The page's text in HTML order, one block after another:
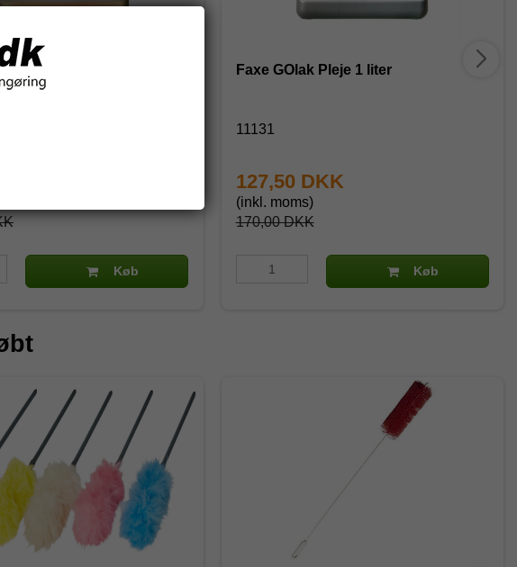
2,5 liter
Køb
Faxe GOlak Pleje 1 liter
11131
170,00 DKK
127,50 DKK
(inkl. moms)
Køb